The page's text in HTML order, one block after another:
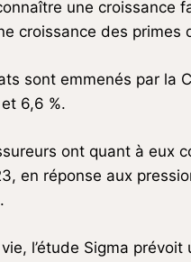
une croissance
croissance des primes
sont emmenés par la
6,6 %.
ont quant à eux
en réponse aux
l’étude Sigma